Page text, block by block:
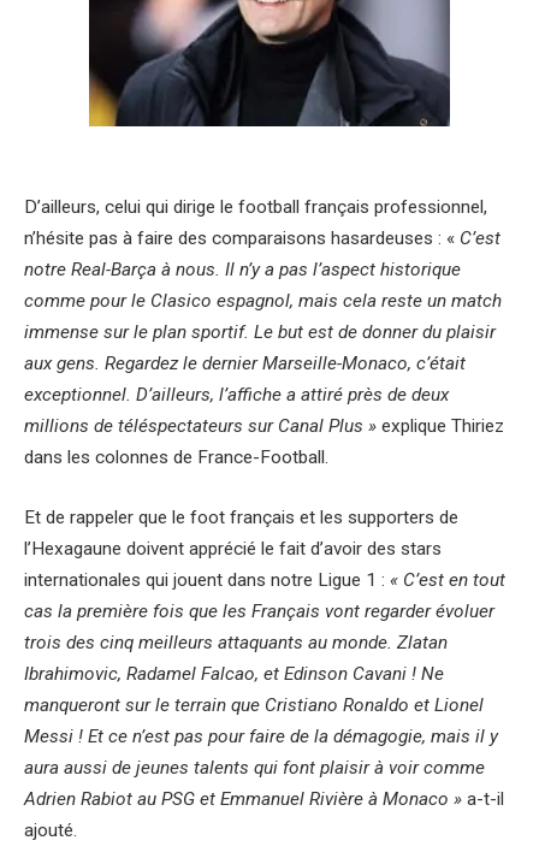
D’ailleurs, celui qui dirige le football français professionnel,
n’hésite pas à faire des comparaisons hasardeuses : « C’est
notre Real-Barça à nous. Il n’y a pas l’aspect historique
comme pour le Clasico espagnol, mais cela reste un match
immense sur le plan sportif. Le but est de donner du plaisir
aux gens. Regardez le dernier Marseille-Monaco, c’était
exceptionnel. D’ailleurs, l’affiche a attiré près de deux
millions de téléspectateurs sur Canal Plus » explique Thiriez
dans les colonnes de France-Football.
Et de rappeler que le foot français et les supporters de
l’Hexagaune doivent apprécié le fait d’avoir des stars
internationales qui jouent dans notre Ligue 1 : « C’est en tout
cas la première fois que les Français vont regarder évoluer
trois des cinq meilleurs attaquants au monde. Zlatan
Ibrahimovic, Radamel Falcao, et Edinson Cavani ! Ne
manqueront sur le terrain que Cristiano Ronaldo et Lionel
Messi ! Et ce n’est pas pour faire de la démagogie, mais il y
aura aussi de jeunes talents qui font plaisir à voir comme
Adrien Rabiot au PSG et Emmanuel Rivière à Monaco » a-t-il
ajouté.